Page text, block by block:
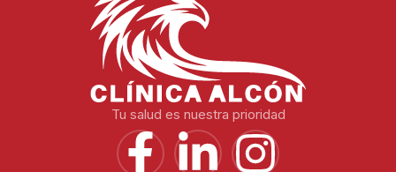
Tu salud es nuestra prioridad